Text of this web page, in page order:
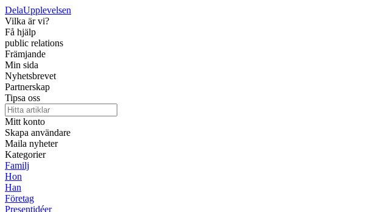
DelaUpplevelsen
Vilka är vi?
Få hjälp
public relations
Främjande
Min sida
Nyhetsbrevet
Partnerskap
Tipsa oss
Mitt konto
Skapa användare
Maila nyheter
Kategorier
Familj
Hon
Han
Företag
Presentidéer